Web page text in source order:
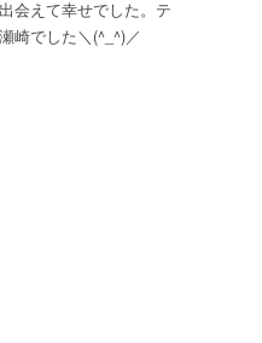
会えて幸せでした。テ
崎でした＼(^_^)／